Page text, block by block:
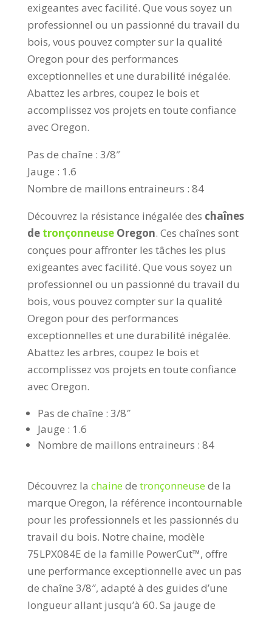
exigeantes avec facilité. Que vous soyez un
professionnel ou un passionné du travail du
bois, vous pouvez compter sur la qualité
Oregon pour des performances
exceptionnelles et une durabilité inégalée.
Abattez les arbres, coupez le bois et
accomplissez vos projets en toute confiance
avec Oregon.
Pas de chaîne : 3/8″
Jauge : 1.6
Nombre de maillons entraineurs : 84
Découvrez la résistance inégalée des chaînes
de tronçonneuseOregon. Ces chaînes sont
conçues pour affronter les tâches les plus
exigeantes avec facilité. Que vous soyez un
professionnel ou un passionné du travail du
bois, vous pouvez compter sur la qualité
Oregon pour des performances
exceptionnelles et une durabilité inégalée.
Abattez les arbres, coupez le bois et
accomplissez vos projets en toute confiance
avec Oregon.
Pas de chaîne : 3/8″
Jauge : 1.6
Nombre de maillons entraineurs : 84
Découvrez la chainede tronçonneusede la
marque Oregon, la référence incontournable
pour les professionnels et les passionnés du
travail du bois. Notre chaine, modèle
75LPX084E de la famille PowerCut™, offre
une performance exceptionnelle avec un pas
de chaîne 3/8″, adapté à des guides d’une
longueur allant jusqu’à 60. Sa jauge de